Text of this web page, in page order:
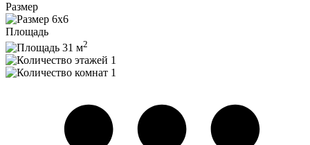
Размер
6x6
Площадь
31 м2
1
1